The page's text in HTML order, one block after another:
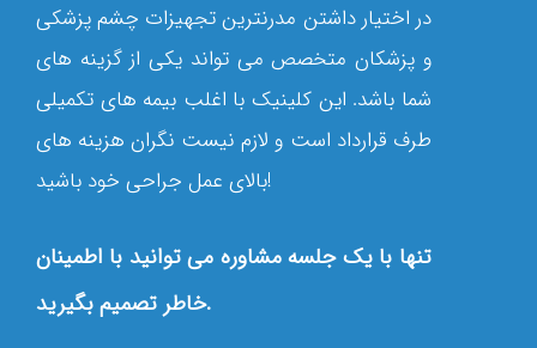
در اختیار داشتن مدرن‏ترین تجهیزات چشم ‏پزشکی
و پزشکان متخصص می تواند یکی از گزینه‏ های
شما باشد. این کلینیک با اغلب بیمه ‏های تکمیلی
طرف قرارداد است و لازم نیست نگران هزینه‏ های
بالای عمل جراحی خود باشید!
تنها با یک جلسه مشاوره می توانید با اطمینان
خاطر تصمیم بگیرید.